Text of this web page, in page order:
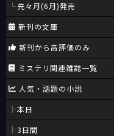
先々月(6月)発売
新刊の文庫
新刊から高評価のみ
ミステリ関連雑誌一覧
人気・話題の小説
本日
3日間